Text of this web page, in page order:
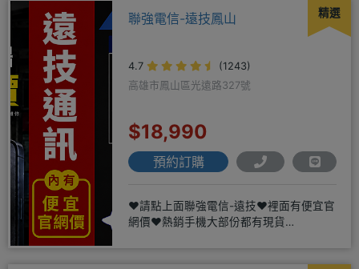
精選
聯強電信-遠技鳳山
4.7
(1243)
高雄市鳳山區光遠路327號
$18,990
預約訂購
❤️請點上面聯強電信-遠技❤️裡面有便宜官
網價❤️熱銷手機大部份都有現貨